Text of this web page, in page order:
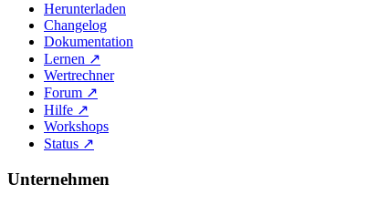
Herunterladen
Changelog
Dokumentation
Lernen ↗
Wertrechner
Forum ↗
Hilfe ↗
Workshops
Status ↗
Unternehmen